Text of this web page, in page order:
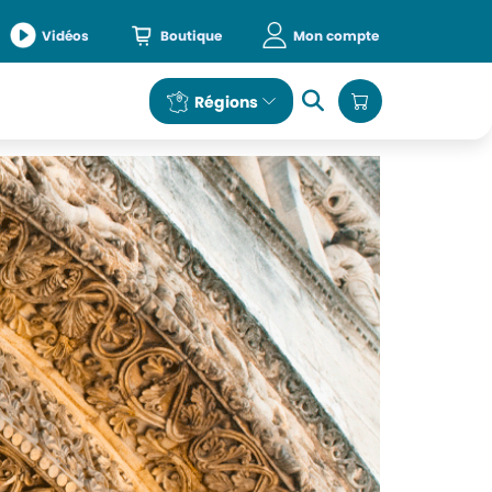
Vidéos Boutique Mon compte
Régions